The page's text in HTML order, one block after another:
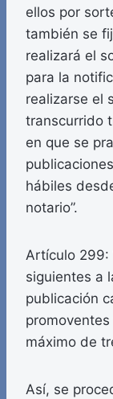
ellos por
también se
realizará el
para la
realizarse el
transcurrido
en que se
hábiles
notario”.
Artículo 299:
siguientes a
publicación
máximo de
Así, se